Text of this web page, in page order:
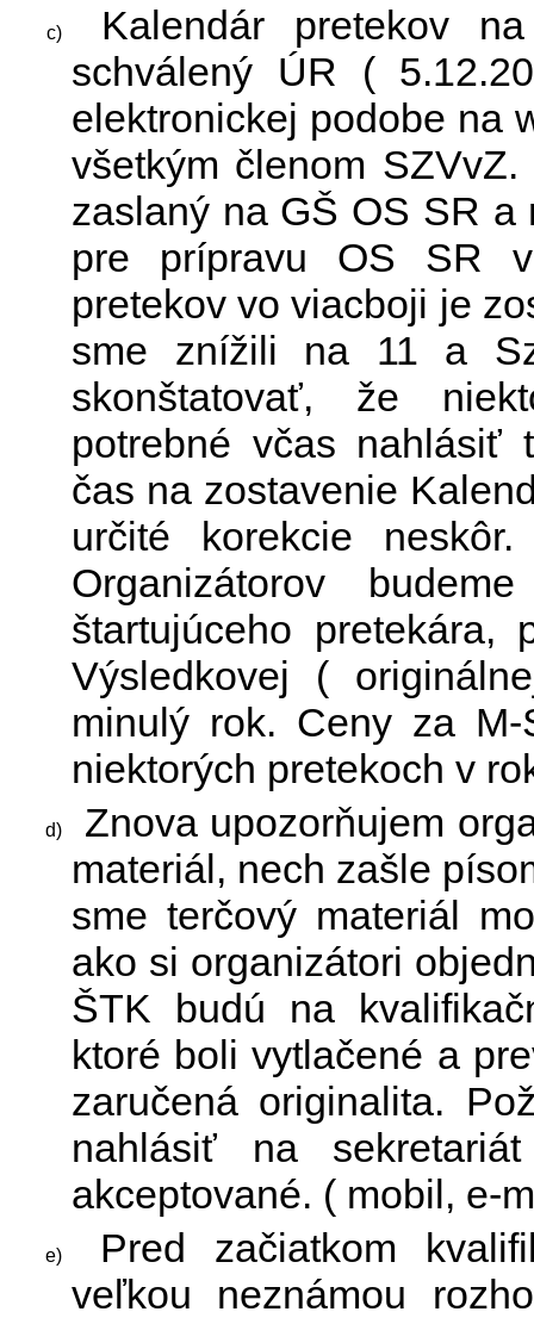
Kalendár pretekov
schválený ÚR (
elektronickej podobe na
všetkým členom
zaslaný na GŠ OS SR
pre prípravu OS SR
pretekov vo viacboji je
sme znížili na 11 a
skonštatovať, že
potrebné včas nahlásiť
čas na zostavenie
určité korekcie
Organizátorov
štartujúceho
Výsledkovej (
minulý rok. Ceny za
niektorých pretekoch v
Znova upozorňujem
materiál, nech zašle
sme terčový materiál
ako si organizátori
ŠTK budú na
ktoré boli vytlačené a
zaručená originalita.
nahlásiť na
akceptované. ( mobil, e-
Pred začiatkom
veľkou neznámou